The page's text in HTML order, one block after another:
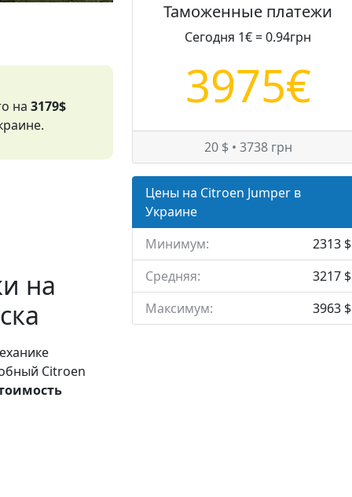
на3179$
на
Citroen
Таможенные платежи
Сегодня 1€ = 0.94грн
3975€
20 $ • 3738 грн
Цены на Citroen Jumper в
Украине
Минимум:
2313 $
Средняя:
3217 $
Максимум:
3963 $